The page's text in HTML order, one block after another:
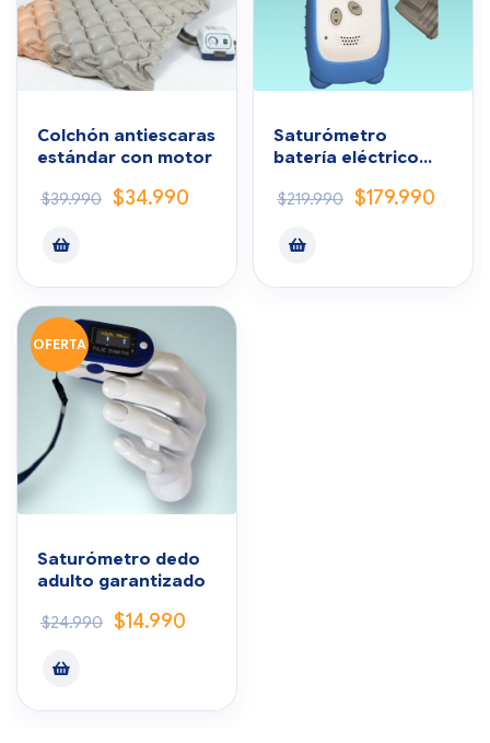
Colchón antiescaras
estándar con motor
$39.990 $34.990
Saturómetro
batería eléctrico
$219.990 $179.990
OFERTA
Saturómetro dedo
adulto garantizado
$24.990 $14.990